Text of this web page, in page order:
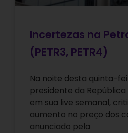
Incertezas na
(PETR3, PETR4)
Na noite desta quinta-
presidente da República
em sua live semanal,
aumento no preço dos
anunciado pela